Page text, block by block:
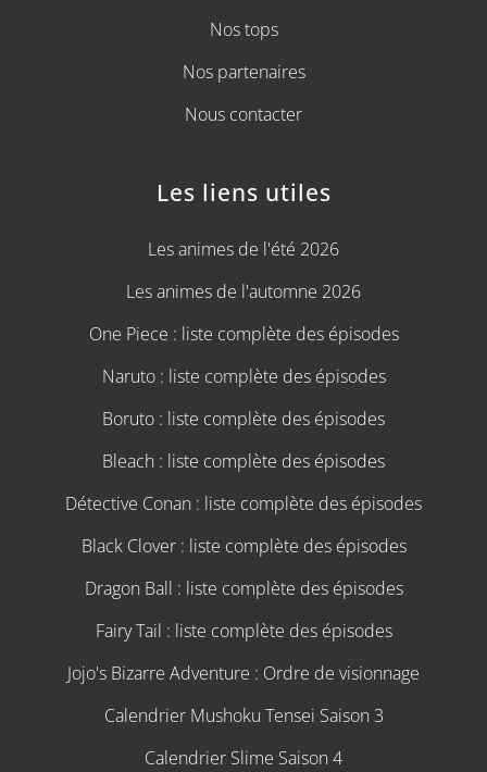
Nos tops
Nos partenaires
Nous contacter
Les liens utiles
Les animes de l'été 2026
Les animes de l'automne 2026
One Piece : liste complète des épisodes
Naruto : liste complète des épisodes
Boruto : liste complète des épisodes
Bleach : liste complète des épisodes
Détective Conan : liste complète des épisodes
Black Clover : liste complète des épisodes
Dragon Ball : liste complète des épisodes
Fairy Tail : liste complète des épisodes
Jojo's Bizarre Adventure : Ordre de visionnage
Calendrier Mushoku Tensei Saison 3
Calendrier Slime Saison 4